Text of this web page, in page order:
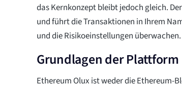
das Kernkonzept bleibt jedoch gleich.
und führt die Transaktionen in Ihrem
und die Risikoeinstellungen überwachen.
Grundlagen der Plattform
Ethereum Olux ist weder die Ethereum-